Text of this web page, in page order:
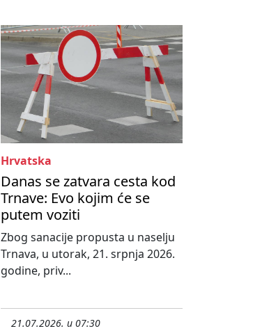
Hrvatska
Danas se zatvara cesta kod
Trnave: Evo kojim će se
putem voziti
Zbog sanacije propusta u naselju
Trnava, u utorak, 21. srpnja 2026.
godine, priv...
21.07.2026. u 07:30